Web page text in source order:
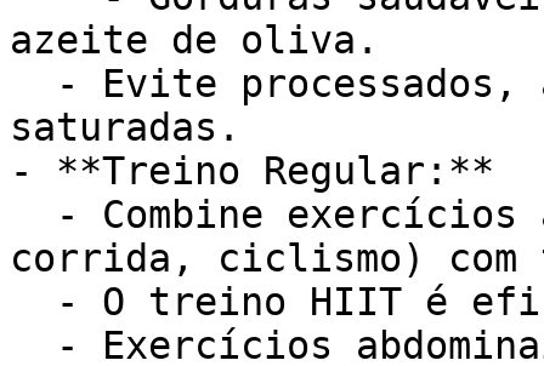
azeite de oliva.
saturadas.
- **Treino Regular:**
corrida, ciclismo)